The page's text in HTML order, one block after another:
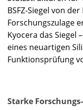
BSFZ-Siegel von
Forschungszulage
Kyocera das Siegel
eines neuartigen
Funktionsprüfung
Starke